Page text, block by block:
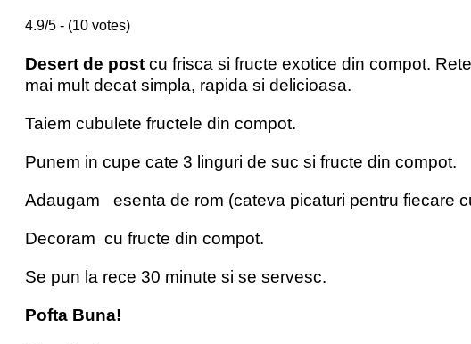
4.9/5 - (10 votes)
Desert de post cu frisca si fructe exotice din compot.
mai mult decat simpla, rapida si delicioasa.
Taiem cubulete fructele din compot.
Punem in cupe cate 3 linguri de suc si fructe din compot.
Adaugam esenta de rom (cateva picaturi pentru fiecare
Decoram cu fructe din compot.
Se pun la rece 30 minute si se servesc.
Pofta Buna!